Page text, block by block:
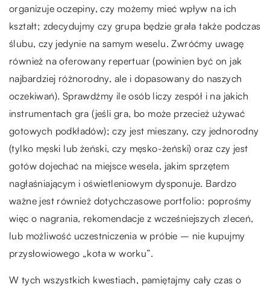
organizuje oczepiny, czy możemy mieć wpływ na ich
kształt; zdecydujmy czy grupa będzie grała także podczas
ślubu, czy jedynie na samym weselu. Zwróćmy uwagę
również na oferowany repertuar (powinien być on jak
najbardziej różnorodny, ale i dopasowany do naszych
oczekiwań). Sprawdźmy ile osób liczy zespół i na jakich
instrumentach gra (jeśli gra, bo może przecież używać
gotowych podkładów); czy jest mieszany, czy jednorodny
(tylko męski lub żeński, czy męsko-żeński) oraz czy jest
gotów dojechać na miejsce wesela, jakim sprzętem
nagłaśniającym i oświetleniowym dysponuje. Bardzo
ważne jest również dotychczasowe portfolio: poprośmy
więc o nagrania, rekomendacje z wcześniejszych zleceń,
lub możliwość uczestniczenia w próbie – nie kupujmy
przysłowiowego „kota w worku”.
W tych wszystkich kwestiach, pamiętajmy cały czas o